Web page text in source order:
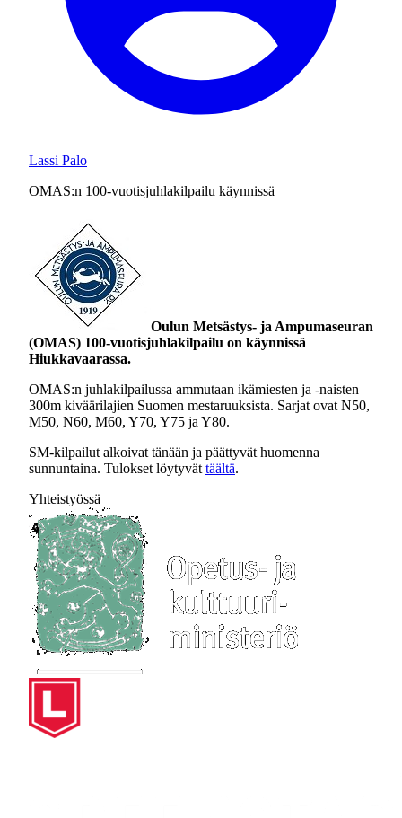
Lassi Palo
OMAS:n 100-vuotisjuhlakilpailu käynnissä
Oulun Metsästys- ja Ampumaseuran
(OMAS) 100-vuotisjuhlakilpailu on käynnissä
Hiukkavaarassa.
OMAS:n juhlakilpailussa ammutaan ikämiesten ja -naisten
300m kiväärilajien Suomen mestaruuksista. Sarjat ovat N50,
M50, N60, M60, Y70, Y75 ja Y80.
SM-kilpailut alkoivat tänään ja päättyvät huomenna
sunnuntaina. Tulokset löytyvät täältä.
Yhteistyössä